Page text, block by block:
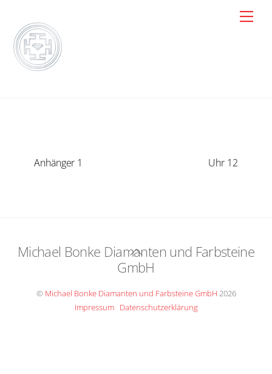
content
Anhänger 1 Uhr 12
Back
To
Michael Bonke Diamanten und Farbsteine
GmbH
© Michael Bonke Diamanten und Farbsteine GmbH 2026
Impressum Datenschutzerklärung